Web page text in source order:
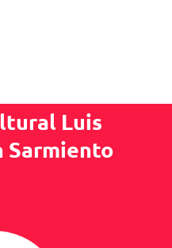
Luis
Sarmiento